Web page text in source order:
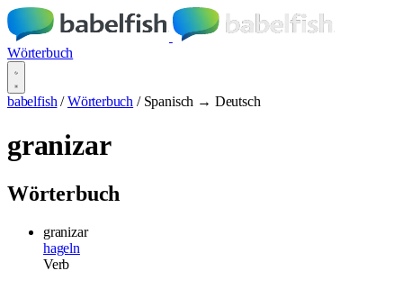
Wörterbuch
babelfish / Wörterbuch / Spanisch → Deutsch
granizar
Wörterbuch
granizar
hageln
Verb